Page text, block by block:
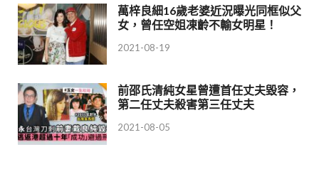
萬梓良細16歲老婆近況曝光同框似父
女，曾任空姐凍齡不輸女明星！
2021-08-19
前邵氏清純女星曾遭首任丈夫毀容，
第二任丈夫殺害第三任丈夫
2021-08-05